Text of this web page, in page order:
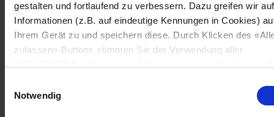
gestalten und fortlaufend zu verbessern. Dazu greifen wir auf
Informationen (z.B. auf eindeutige Kennungen in Cookies)
Ihrem Gerät zu und speichern diese. Durch Klicken des
zulassen»-Buttons stimmen Sie der Verwendung aller
«Cookie-Einstellungen verwalten» am Seitenende klicken.
Einstellungen werden unseren Partnern gemeldet und haben
Notwendig